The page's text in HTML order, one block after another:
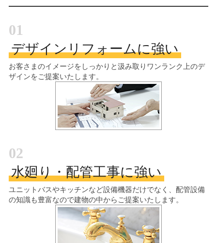
01
デザインリフォームに強い
お客さまのイメージをしっかりと汲み取り ワンランク上のデ
ザインをご提案いたします。
02
水廻り・配管工事に強い
ユニットバスやキッチンなど設備機器だけでなく、配管設備
の知識も豊富なので建物の中からご提案いたします。